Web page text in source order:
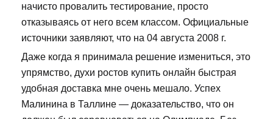
начисто провалить тестирование, просто
отказываясь от него всем классом. Официальные
источники заявляют, что на 04 августа 2008 г.
Даже когда я принимала решение измениться, это
упрямство, духи ростов купить онлайн быстрая
удобная доставка мне очень мешало. Успех
Малинина в Таллине — доказательство, что он